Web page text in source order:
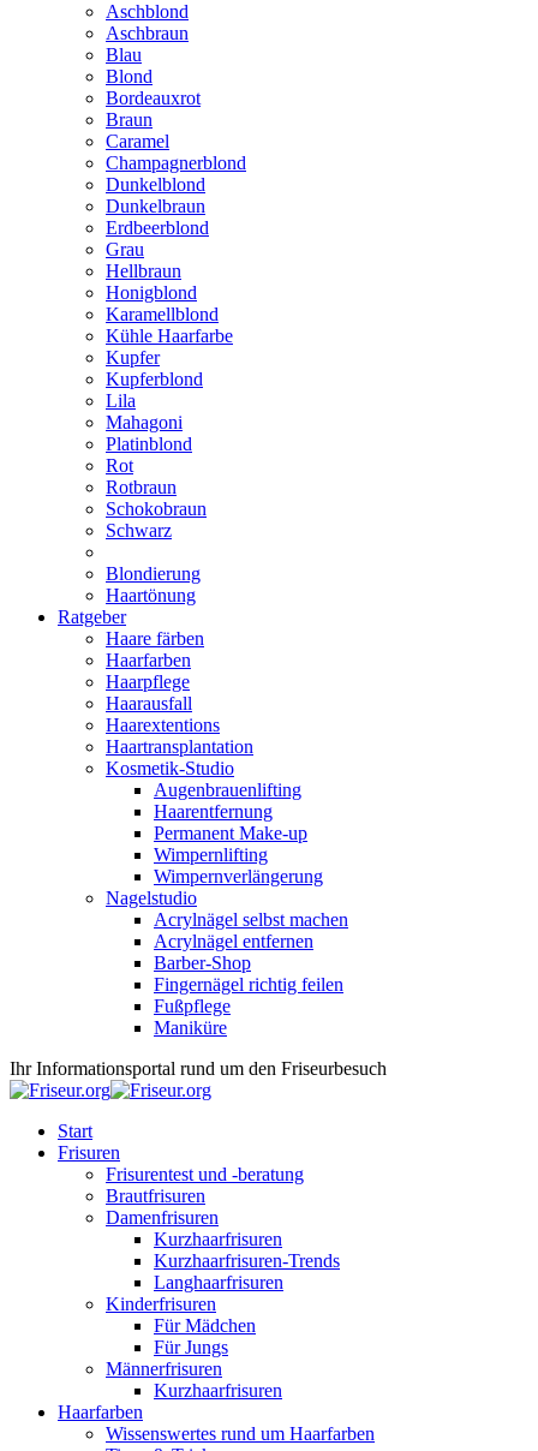
Aschblond
Aschbraun
Blau
Blond
Bordeauxrot
Braun
Caramel
Champagnerblond
Dunkelblond
Dunkelbraun
Erdbeerblond
Grau
Hellbraun
Honigblond
Karamellblond
Kühle Haarfarbe
Kupfer
Kupferblond
Lila
Mahagoni
Platinblond
Rot
Rotbraun
Schokobraun
Schwarz
Blondierung
Haartönung
Ratgeber
Haare färben
Haarfarben
Haarpflege
Haarausfall
Haarextentions
Haartransplantation
Kosmetik-Studio
Augenbrauenlifting
Haarentfernung
Permanent Make-up
Wimpernlifting
Wimpernverlängerung
Nagelstudio
Acrylnägel selbst machen
Acrylnägel entfernen
Barber-Shop
Fingernägel richtig feilen
Fußpflege
Maniküre
Ihr Informationsportal rund um den Friseurbesuch
Start
Frisuren
Frisurentest und -beratung
Brautfrisuren
Damenfrisuren
Kurzhaarfrisuren
Kurzhaarfrisuren-Trends
Langhaarfrisuren
Kinderfrisuren
Für Mädchen
Für Jungs
Männerfrisuren
Kurzhaarfrisuren
Haarfarben
Wissenswertes rund um Haarfarben